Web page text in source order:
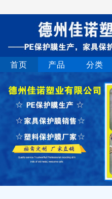
首页 产品 分类